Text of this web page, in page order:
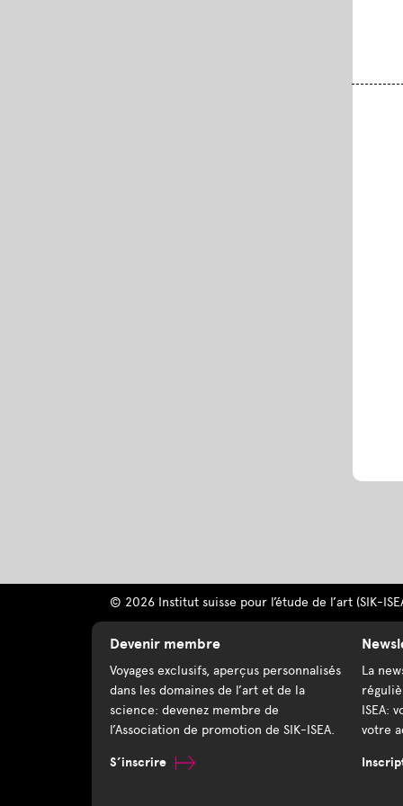
© 2026 Institut suisse pour l’étude de l’art (SIK-
Devenir membre
Voyages exclusifs, aperçus personnalisés
dans les domaines de l’art et de la
science: devenez membre de
l’Association de promotion de SIK-ISEA.
S’inscrire
La
ISEA:
votre